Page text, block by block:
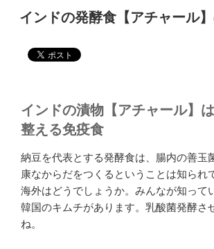
インドの発酵食【アチャール
インドの漬物【アチャール】
整える免疫食
納豆を代表とする発酵食は、腸内の善玉
康なからだをつくるということは知られ
海外はどうでしょうか。みんなが知って
韓国のキムチがあります。乳酸菌発酵さ
ね。